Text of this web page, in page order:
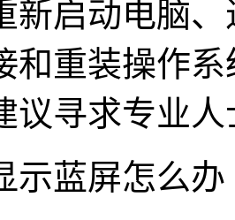
新启动电脑
和重装操作
议寻求专业
示蓝屏怎么办